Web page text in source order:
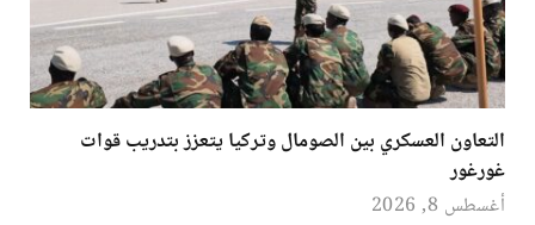
التعاون العسكري بين الصومال وتركيا يتعزز بتدريب قوات
غورغور
أغسطس 8, 2026